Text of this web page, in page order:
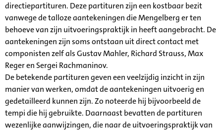
directiepartituren. Deze partituren zijn een kostbaar bezit
vanwege de talloze aantekeningen die Mengelberg er ten
behoeve van zijn uitvoeringspraktijk in heeft aangebracht. De
aantekeningen zijn soms ontstaan uit direct contact met
componisten zelf als Gustav Mahler, Richard Strauss, Max
Reger en Sergei Rachmaninov.
De betekende partituren geven een veelzijdig inzicht in zijn
manier van werken, omdat de aantekeningen uitvoerig en
gedetailleerd kunnen zijn. Zo noteerde hij bijvoorbeeld de
tempi die hij gebruikte. Daarnaast bevatten de partituren
wezenlijke aanwijzingen, die naar de uitvoeringspraktijk van